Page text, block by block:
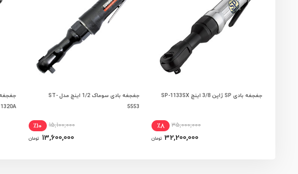
افزودن به سبد خرید جغجغه بادی SP ژاپن 3/8 اینچ SP-1133SX
35,000,000 ٪8
32,200,000 تومان
افزودن به سبد خرید جغجغه بادی سوماک 1/2 اینچ مدل ST-
5553
15,100,000 ٪10
13,600,000 تومان
1320A